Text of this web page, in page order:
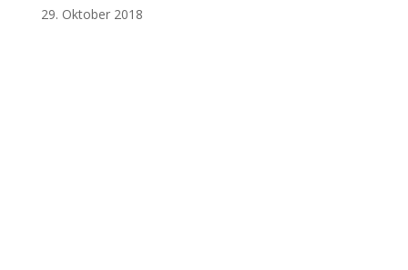
29. Oktober 2018